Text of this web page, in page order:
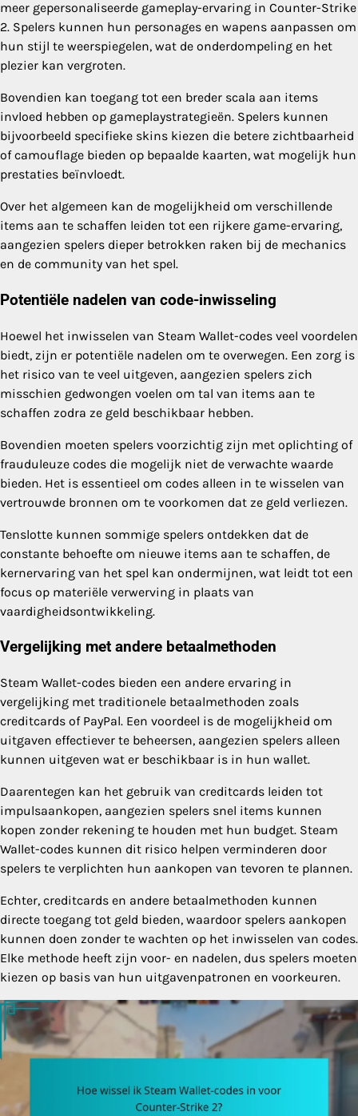
meer gepersonaliseerde gameplay-ervaring in Counter-Strike
2. Spelers kunnen hun personages en wapens aanpassen om
hun stijl te weerspiegelen, wat de onderdompeling en het
plezier kan vergroten.
Bovendien kan toegang tot een breder scala aan items
invloed hebben op gameplaystrategieën. Spelers kunnen
bijvoorbeeld specifieke skins kiezen die betere zichtbaarheid
of camouflage bieden op bepaalde kaarten, wat mogelijk hun
prestaties beïnvloedt.
Over het algemeen kan de mogelijkheid om verschillende
items aan te schaffen leiden tot een rijkere game-ervaring,
aangezien spelers dieper betrokken raken bij de mechanics
en de community van het spel.
Potentiële nadelen van code-inwisseling
Hoewel het inwisselen van Steam Wallet-codes veel voordelen
biedt, zijn er potentiële nadelen om te overwegen. Een zorg is
het risico van te veel uitgeven, aangezien spelers zich
misschien gedwongen voelen om tal van items aan te
schaffen zodra ze geld beschikbaar hebben.
Bovendien moeten spelers voorzichtig zijn met oplichting of
frauduleuze codes die mogelijk niet de verwachte waarde
bieden. Het is essentieel om codes alleen in te wisselen van
vertrouwde bronnen om te voorkomen dat ze geld verliezen.
Tenslotte kunnen sommige spelers ontdekken dat de
constante behoefte om nieuwe items aan te schaffen, de
kernervaring van het spel kan ondermijnen, wat leidt tot een
focus op materiële verwerving in plaats van
vaardigheidsontwikkeling.
Vergelijking met andere betaalmethoden
Steam Wallet-codes bieden een andere ervaring in
vergelijking met traditionele betaalmethoden zoals
creditcards of PayPal. Een voordeel is de mogelijkheid om
uitgaven effectiever te beheersen, aangezien spelers alleen
kunnen uitgeven wat er beschikbaar is in hun wallet.
Daarentegen kan het gebruik van creditcards leiden tot
impulsaankopen, aangezien spelers snel items kunnen
kopen zonder rekening te houden met hun budget. Steam
Wallet-codes kunnen dit risico helpen verminderen door
spelers te verplichten hun aankopen van tevoren te plannen.
Echter, creditcards en andere betaalmethoden kunnen
directe toegang tot geld bieden, waardoor spelers aankopen
kunnen doen zonder te wachten op het inwisselen van codes.
Elke methode heeft zijn voor- en nadelen, dus spelers moeten
kiezen op basis van hun uitgavenpatronen en voorkeuren.